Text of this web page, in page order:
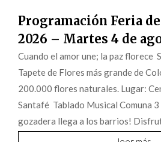
Programación Feria
2026 – Martes 4 de
Cuando el amor une; la paz florece
Tapete de Flores más grande de
200.000 flores naturales. Lugar:
Santafé Tablado Musical Comuna 3
gozadera llega a los barrios!